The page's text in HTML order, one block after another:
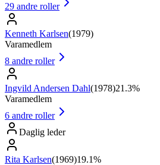
29 andre roller
Kenneth Karlsen(1979)
Varamedlem
8 andre roller
Ingvild Andersen Dahl(1978)21.3%
Varamedlem
6 andre roller
Daglig leder
Rita Karlsen(1969)19.1%